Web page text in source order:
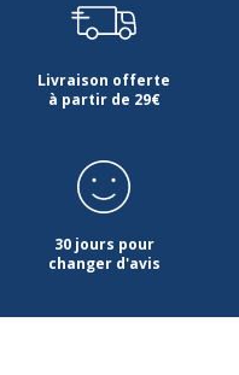
Livraison offerte
à partir de 29€
30 jours pour
changer d'avis